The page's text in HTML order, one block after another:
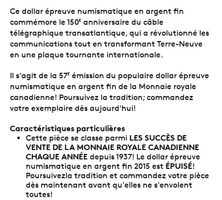
Ce dollar épreuve numismatique en argent fin
commémore le 150E anniversaire du câble
télégraphique transatlantique, qui a révolutionné les
communications tout en transformant Terre-Neuve
en une plaque tournante internationale.
Il s'agit de la 57E émission du populaire dollar épreuve
numismatique en argent fin de la Monnaie royale
canadienne! Poursuivez la tradition; commandez
votre exemplaire dès aujourd'hui!
Caractéristiques particulières
Cette pièce se classe parmi LES SUCCÈS DE
VENTE DE LA MONNAIE ROYALE CANADIENNE
CHAQUE ANNÉE depuis 1937! Le dollar épreuve
numismatique en argent fin 2015 est ÉPUISÉ!
Poursuivezla tradition et commandez votre pièce
dès maintenant avant qu'elles ne s'envolent
toutes!